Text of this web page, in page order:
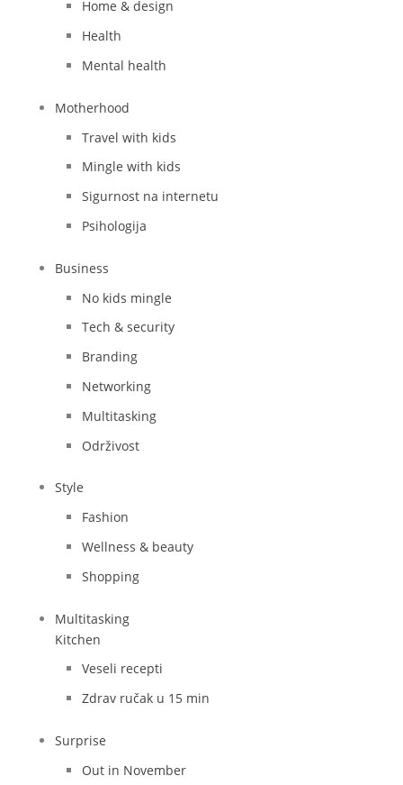
Home & design
Health
Mental health
Motherhood
Travel with kids
Mingle with kids
Sigurnost na internetu
Psihologija
Business
No kids mingle
Tech & security
Branding
Networking
Multitasking
Održivost
Style
Fashion
Wellness & beauty
Shopping
Multitasking
Kitchen
Veseli recepti
Zdrav ručak u 15 min
Surprise
Out in November